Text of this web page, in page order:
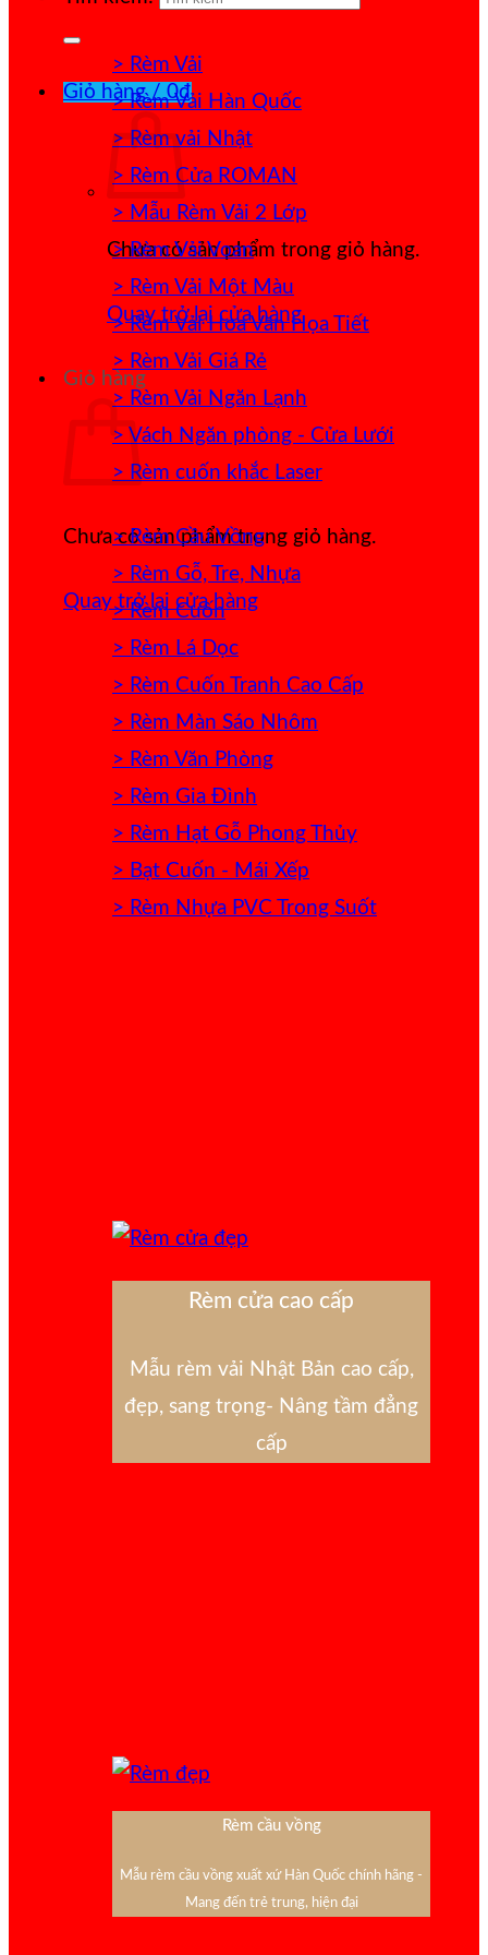
Giỏ hàng /0₫
Chưa có sản phẩm trong giỏ hàng.
Quay trở lại cửa hàng
Giỏ hàng
Chưa có sản phẩm trong giỏ hàng.
Quay trở lại cửa hàng
> Rèm Vải
> Rèm Vải Hàn Quốc
> Rèm vải Nhật
> Rèm Cửa ROMAN
> Mẫu Rèm Vải 2 Lớp
> Rèm Vải Voan
> Rèm Vải Một Màu
> Rèm Vải Hoa Văn Họa Tiết
> Rèm Vải Giá Rẻ
> Rèm Vải Ngăn Lạnh
> Vách Ngăn phòng - Cửa Lưới
> Rèm cuốn khắc Laser
> Rèm Cầu Vồng
> Rèm Gỗ, Tre, Nhựa
> Rèm Cuốn
> Rèm Lá Dọc
> Rèm Cuốn Tranh Cao Cấp
> Rèm Màn Sáo Nhôm
> Rèm Văn Phòng
> Rèm Gia Đình
> Rèm Hạt Gỗ Phong Thủy
> Bạt Cuốn - Mái Xếp
> Rèm Nhựa PVC Trong Suốt
Rèm cửa cao cấp
Mẫu rèm vải Nhật Bản cao cấp,
đẹp, sang trọng- Nâng tầm đẳng
cấp
Rèm cầu vồng
Mẫu rèm cầu vồng xuất xứ Hàn Quốc chính hãng -
Mang đến trẻ trung, hiện đại